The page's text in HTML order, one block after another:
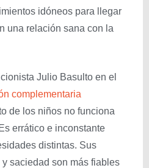
idóneos para llegar
una relación sana con la
Julio Basulto en el
complementaria
de los niños no funciona
errático e inconstante
distintas. Sus
saciedad son más fiables